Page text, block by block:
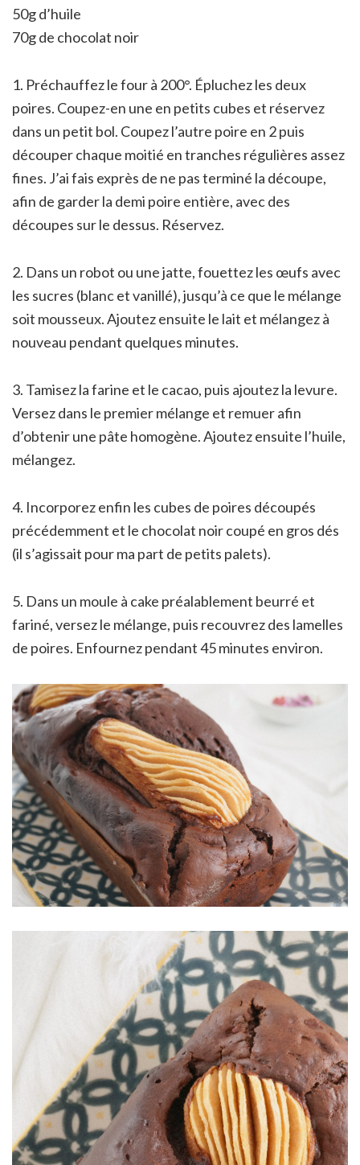
50g d’huile
70g de chocolat noir
1. Préchauffez le four à 200°. Épluchez les deux
poires. Coupez-en une en petits cubes et réservez
dans un petit bol. Coupez l’autre poire en 2 puis
découper chaque moitié en tranches régulières assez
fines. J’ai fais exprès de ne pas terminé la découpe,
afin de garder la demi poire entière, avec des
découpes sur le dessus. Réservez.
2. Dans un robot ou une jatte, fouettez les œufs avec
les sucres (blanc et vanillé), jusqu’à ce que le mélange
soit mousseux. Ajoutez ensuite le lait et mélangez à
nouveau pendant quelques minutes.
3. Tamisez la farine et le cacao, puis ajoutez la levure.
Versez dans le premier mélange et remuer afin
d’obtenir une pâte homogène. Ajoutez ensuite l’huile,
mélangez.
4. Incorporez enfin les cubes de poires découpés
précédemment et le chocolat noir coupé en gros dés
(il s’agissait pour ma part de petits palets).
5. Dans un moule à cake préalablement beurré et
fariné, versez le mélange, puis recouvrez des lamelles
de poires. Enfournez pendant 45 minutes environ.